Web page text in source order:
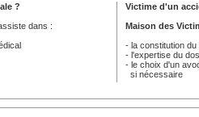
?
dans :
Victime d'un
Maison des
- la constitution
- l'expertise du
- le choix d'un
si nécessaire